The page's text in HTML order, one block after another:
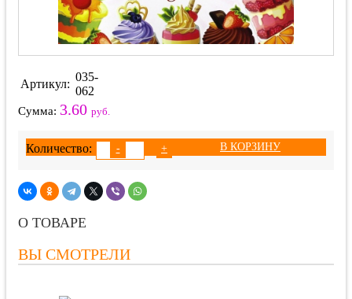
Артикул:
035-
062
Сумма: 3.60 руб.
Количество: - + В КОРЗИНУ
О ТОВАРЕ
ВЫ СМОТРЕЛИ